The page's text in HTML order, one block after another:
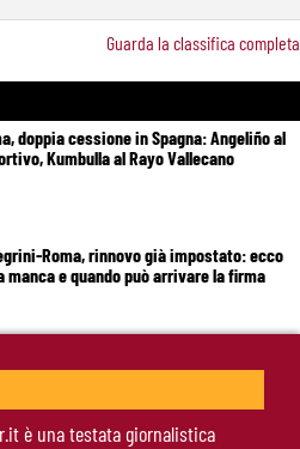
Guarda la classifica completa
doppia cessione in Spagna: Angeliño al
Kumbulla al Rayo Vallecano
Roma, rinnovo già impostato: ecco
manca e quando può arrivare la firma
Roma, manca un solo colpo: Gasperini
è una testata giornalistica